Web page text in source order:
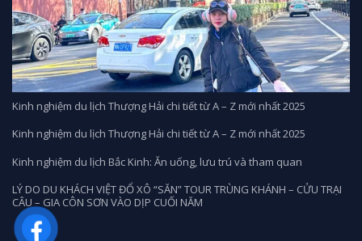
Kinh nghiệm du lịch Thượng Hải chi tiết từ A – Z mới nhất 2025
Kinh nghiệm du lịch Thượng Hải chi tiết từ A – Z mới nhất 2025
Kinh nghiệm du lịch Bắc Kinh: Ăn uống, lưu trú và tham quan
LÝ DO DU KHÁCH VIỆT ĐỔ XÔ “SĂN” TOUR TRÙNG KHÁNH – CỬU TRẠI
CÂU – GIA CÔN SƠN VÀO DỊP CUỐI NĂM